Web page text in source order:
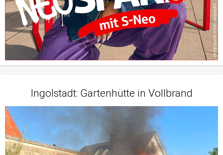
Ingolstadt: Gartenhütte in Vollbrand